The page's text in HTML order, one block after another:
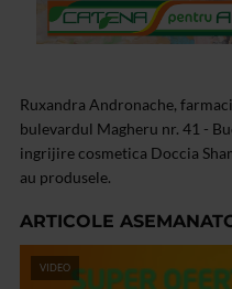
Ruxandra Andronache,
bulevardul Magheru nr. 41 -
ingrijire cosmetica Doccia
au produsele.
ARTICOLE
VIDEO